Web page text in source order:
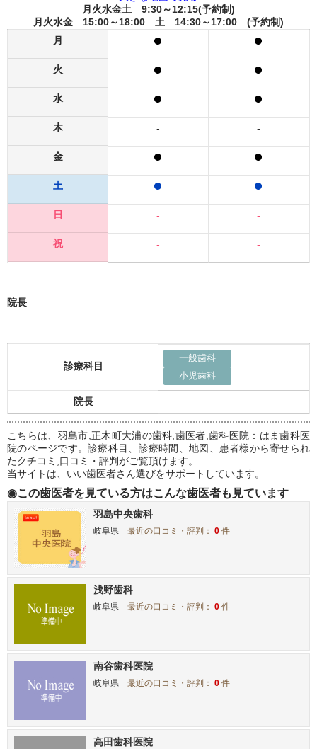
月火水金土 9:30～12:15(予約制)
月火水金 15:00～18:00 土 14:30～17:00 (予約制)
月
火
水
木
金
土
日
祝
-
-
-
-
-
-
院長
診療科目
一般歯科
小児歯科
院長
こちらは、羽島市,正木町大浦の歯科,歯医者,歯科医院：はま歯科医
院のページです。診療科目、診療時間、地図、患者様から寄せられ
たクチコミ,口コミ・評判がご覧頂けます。
当サイトは、いい歯医者さん選びをサポートしています。
◉この歯医者を見ている方はこんな歯医者も見ています
羽島中央歯科
岐阜県 最近の口コミ・評判：0 件
浅野歯科
岐阜県 最近の口コミ・評判：0 件
南谷歯科医院
岐阜県 最近の口コミ・評判：0 件
高田歯科医院